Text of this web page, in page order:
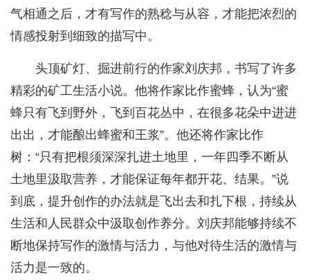
气相通之后，才有写作的熟稔与从容，才能把浓烈的
情感投射到细致的描写中。
头顶矿灯、掘进前行的作家刘庆邦，书写了许多
精彩的矿工生活小说。他将作家比作蜜蜂，认为“蜜
蜂只有飞到野外，飞到百花丛中，在很多花朵中进进
出出，才能酿出蜂蜜和王浆”。他还将作家比作
树：“只有把根须深深扎进土地里，一年四季不断从
土地里汲取营养，才能保证每年都开花、结果。”说
到底，提升创作的办法就是飞出去和扎下根，持续从
生活和人民群众中汲取创作养分。刘庆邦能够持续不
断地保持写作的激情与活力，与他对待生活的激情与
活力是一致的。